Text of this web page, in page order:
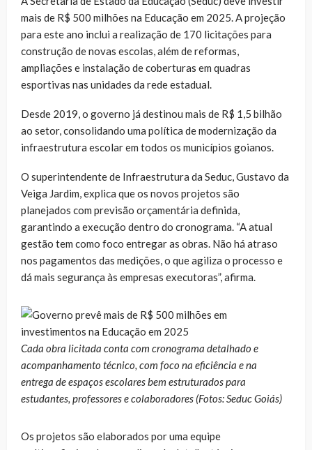
mais de R$ 500 milhões na Educação em 2025. A projeção
para este ano inclui a realização de 170 licitações para
construção de novas escolas, além de reformas,
ampliações e instalação de coberturas em quadras
esportivas nas unidades da rede estadual.
Desde 2019, o governo já destinou mais de R$ 1,5 bilhão
ao setor, consolidando uma política de modernização da
infraestrutura escolar em todos os municípios goianos.
O superintendente de Infraestrutura da Seduc, Gustavo da
Veiga Jardim, explica que os novos projetos são
planejados com previsão orçamentária definida,
garantindo a execução dentro do cronograma. “A atual
gestão tem como foco entregar as obras. Não há atraso
nos pagamentos das medições, o que agiliza o processo e
dá mais segurança às empresas executoras”, afirma.
Cada obra licitada conta com cronograma detalhado e
acompanhamento técnico, com foco na eficiência e na
entrega de espaços escolares bem estruturados para
estudantes, professores e colaboradores (Fotos: Seduc Goiás)
Os projetos são elaborados por uma equipe